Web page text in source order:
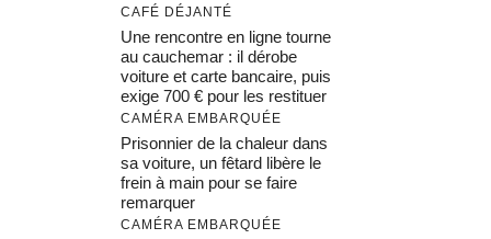
CAFÉ DÉJANTÉ
Une rencontre en ligne tourne
au cauchemar : il dérobe
voiture et carte bancaire, puis
exige 700 € pour les restituer
CAMÉRA EMBARQUÉE
Prisonnier de la chaleur dans
sa voiture, un fêtard libère le
frein à main pour se faire
remarquer
CAMÉRA EMBARQUÉE